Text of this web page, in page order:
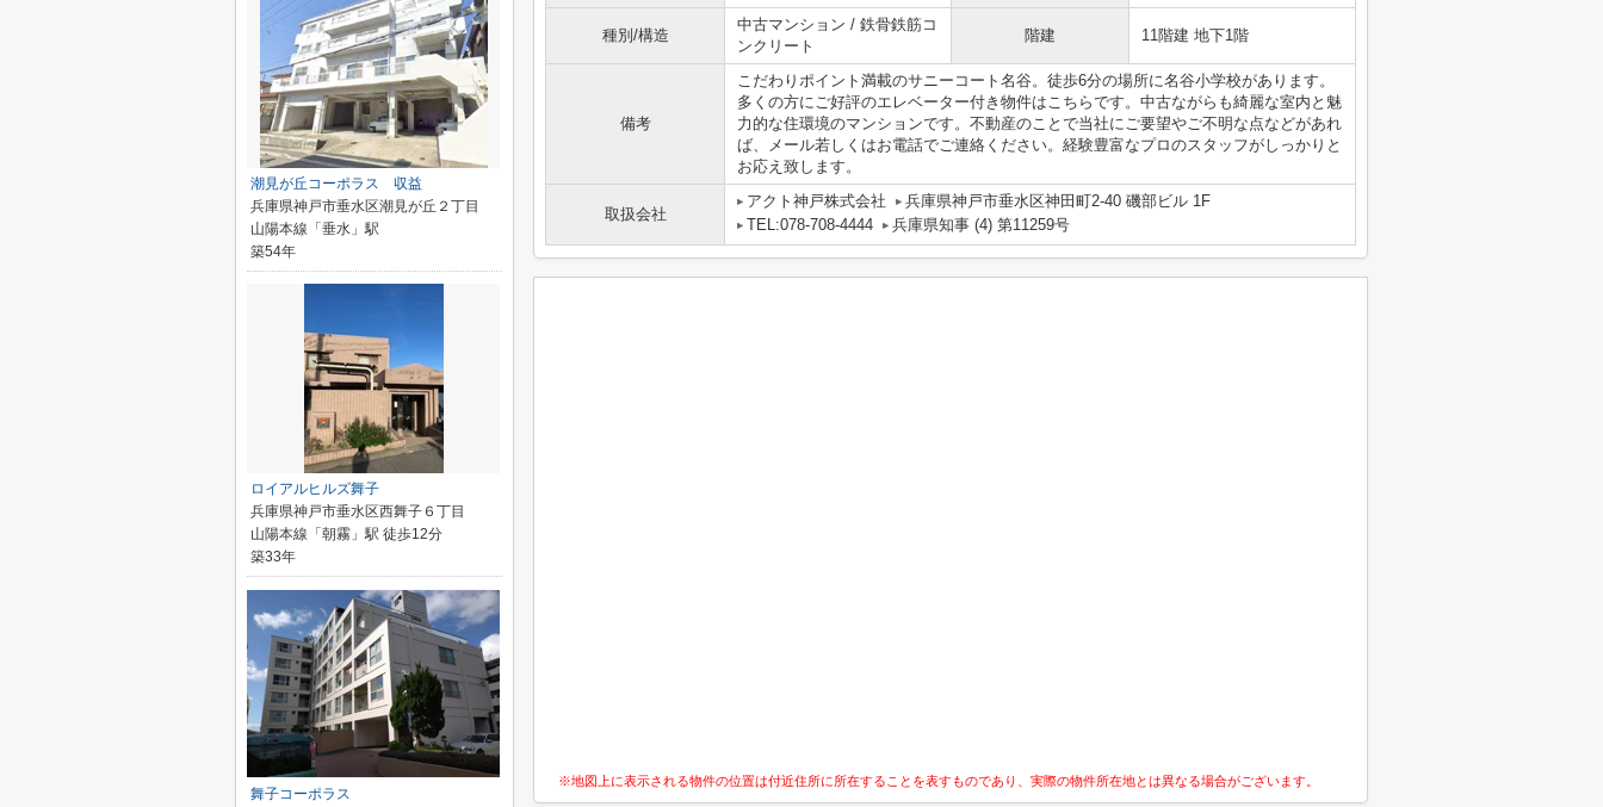
種別/構造
中古マンション / 鉄骨鉄筋コ
ンクリート
階建 11階建 地下1階
備考
こだわりポイント満載のサニーコート名谷。徒歩6分の場所に名谷小学校があります。
多くの方にご好評のエレベーター付き物件はこちらです。中古ながらも綺麗な室内と魅
力的な住環境のマンションです。不動産のことで当社にご要望やご不明な点などがあれ
ば、メール若しくはお電話でご連絡ください。経験豊富なプロのスタッフがしっかりと
お応え致します。
取扱会社
アクト神戸株式会社
兵庫県神戸市垂水区神田町2-40 磯部ビル 1F
TEL:078-708-4444
兵庫県知事 (4) 第11259号
※地図上に表示される物件の位置は付近住所に所在することを表すものであり、実際の物件所在地とは異なる場合がございます。
潮見が丘コーポラス 収益
兵庫県神戸市垂水区潮見が丘２丁目
山陽本線「垂水」駅
築54年
ロイアルヒルズ舞子
兵庫県神戸市垂水区西舞子６丁目
山陽本線「朝霧」駅 徒歩12分
築33年
舞子コーポラス